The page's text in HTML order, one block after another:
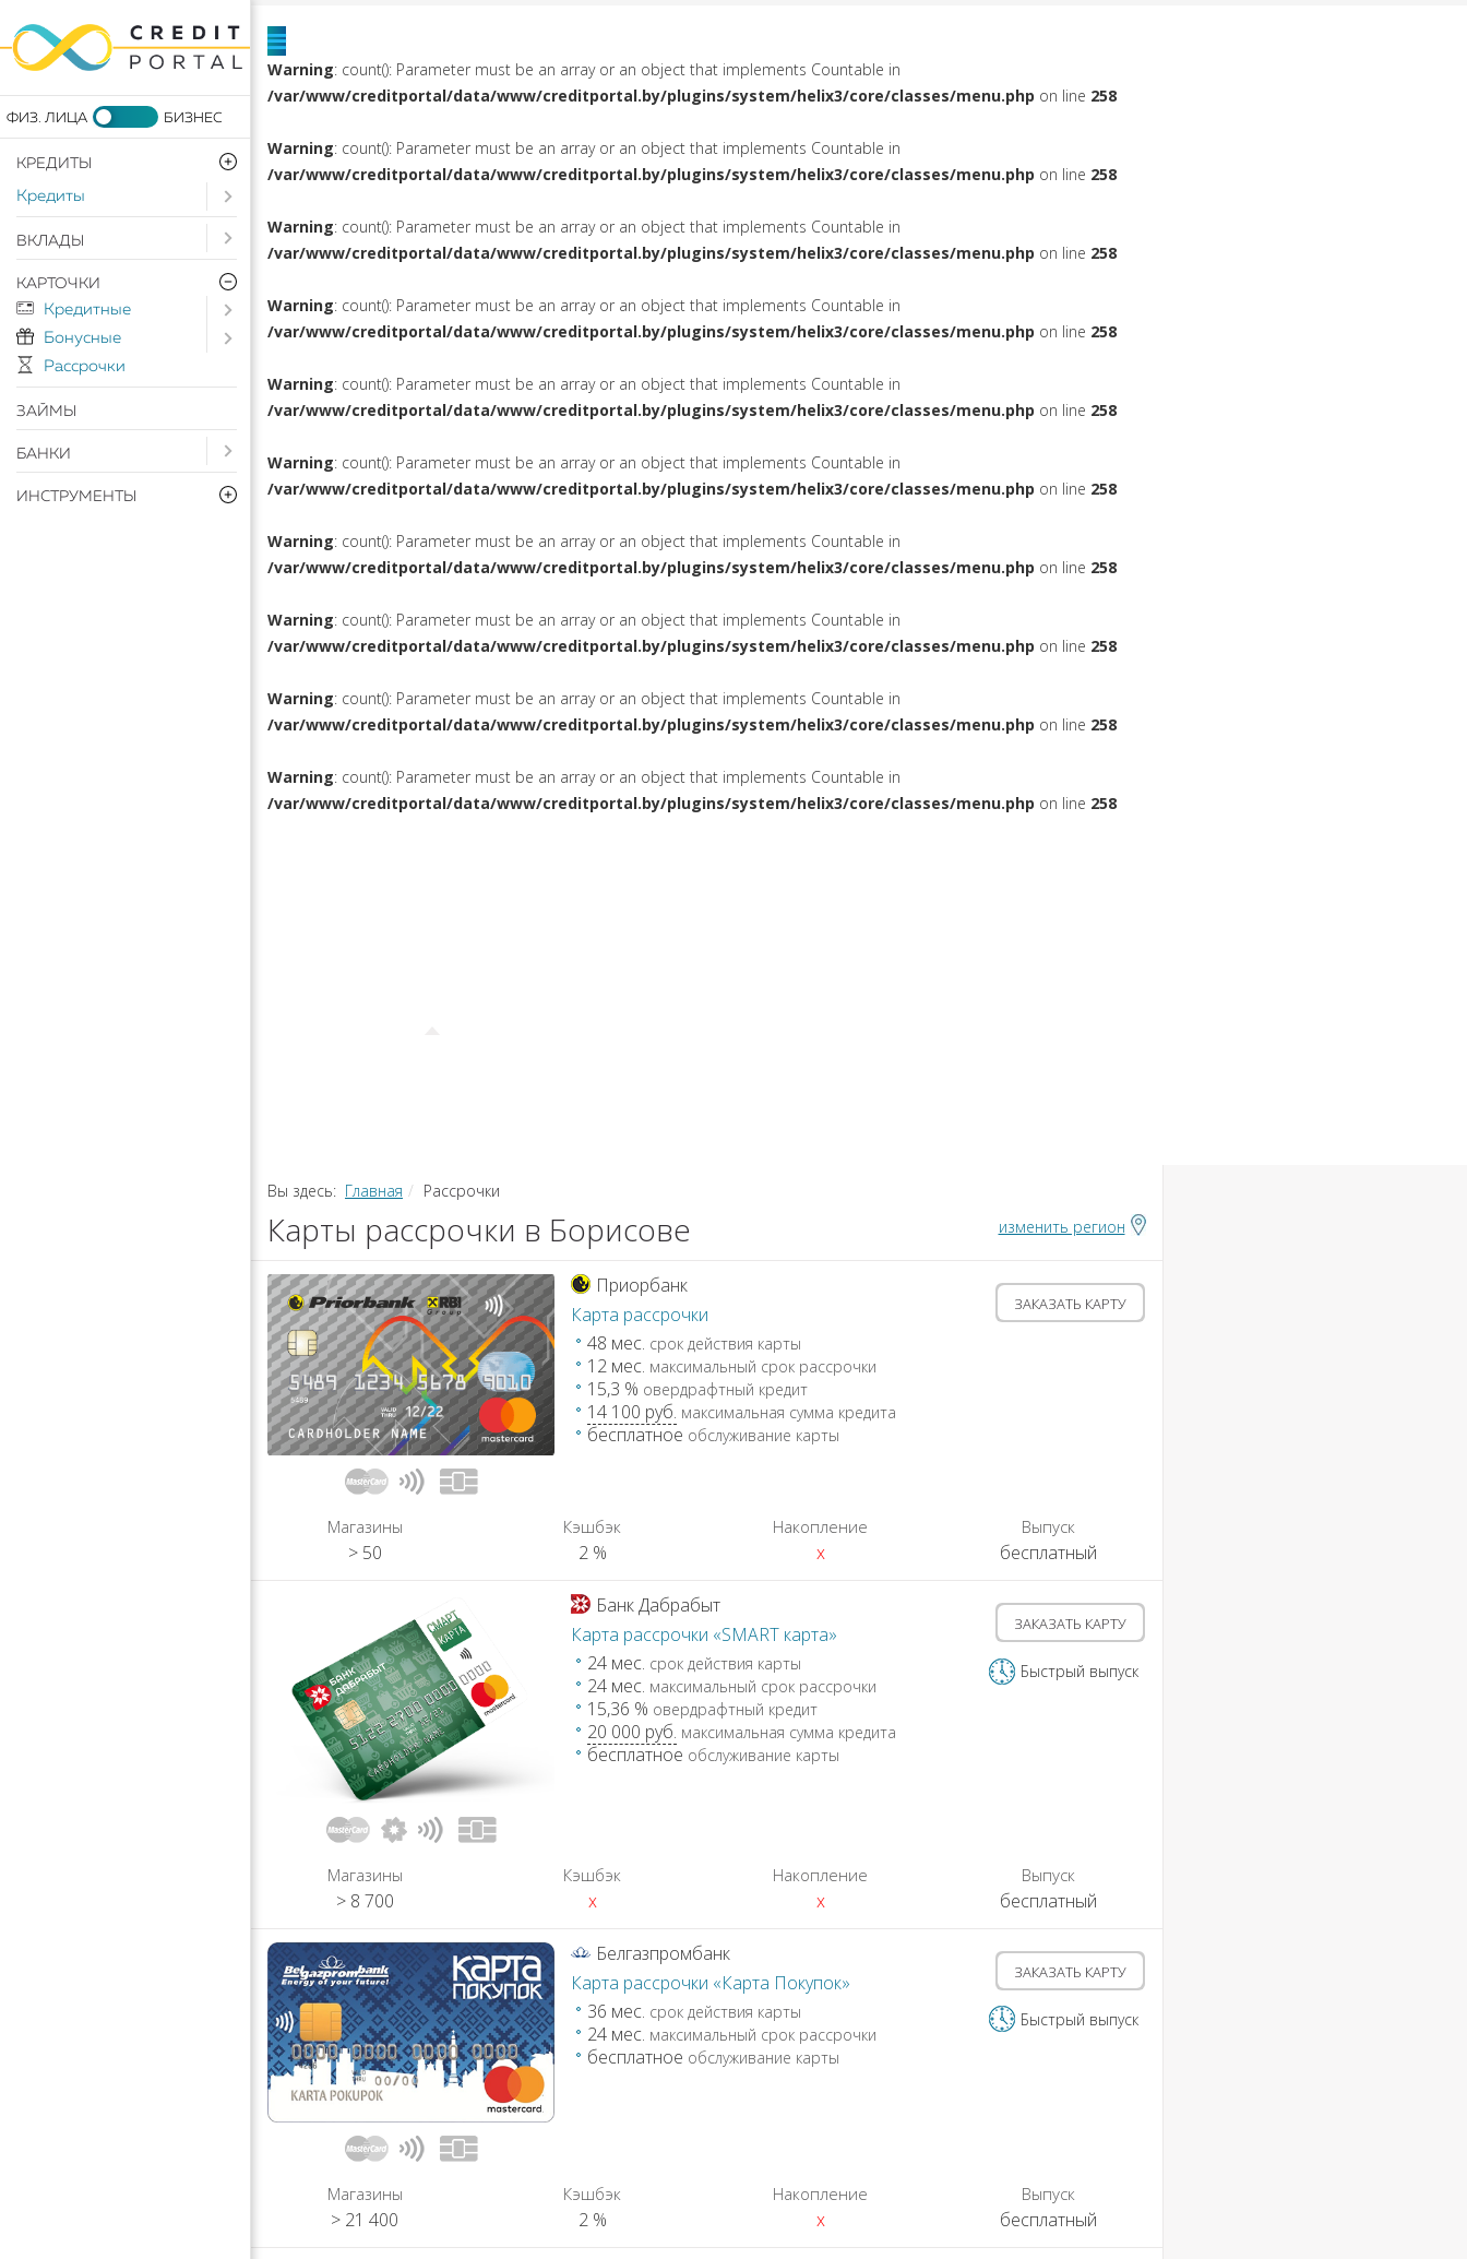
КРЕДИТЫ
Open submenu ( Кредиты)
Кредиты
Open submenu ( Вклады)
ВКЛАДЫ
КАРТОЧКИ
Open submenu ( Кредитные)
Кредитные
Open submenu ( Бонусные)
Бонусные
Рассрочки
ЗАЙМЫ
Open submenu ( Банки)
БАНКИ
ИНСТРУМЕНТЫ
Warning: count(): Parameter must be an array or an object that implements Countable in
/var/www/creditportal/data/www/creditportal.by/plugins/system/helix3/core/classes/menu.php on line 258
Warning: count(): Parameter must be an array or an object that implements Countable in
/var/www/creditportal/data/www/creditportal.by/plugins/system/helix3/core/classes/menu.php on line 258
Warning: count(): Parameter must be an array or an object that implements Countable in
/var/www/creditportal/data/www/creditportal.by/plugins/system/helix3/core/classes/menu.php on line 258
Warning: count(): Parameter must be an array or an object that implements Countable in
/var/www/creditportal/data/www/creditportal.by/plugins/system/helix3/core/classes/menu.php on line 258
Warning: count(): Parameter must be an array or an object that implements Countable in
/var/www/creditportal/data/www/creditportal.by/plugins/system/helix3/core/classes/menu.php on line 258
Warning: count(): Parameter must be an array or an object that implements Countable in
/var/www/creditportal/data/www/creditportal.by/plugins/system/helix3/core/classes/menu.php on line 258
Warning: count(): Parameter must be an array or an object that implements Countable in
/var/www/creditportal/data/www/creditportal.by/plugins/system/helix3/core/classes/menu.php on line 258
Warning: count(): Parameter must be an array or an object that implements Countable in
/var/www/creditportal/data/www/creditportal.by/plugins/system/helix3/core/classes/menu.php on line 258
Warning: count(): Parameter must be an array or an object that implements Countable in
/var/www/creditportal/data/www/creditportal.by/plugins/system/helix3/core/classes/menu.php on line 258
Warning: count(): Parameter must be an array or an object that implements Countable in
/var/www/creditportal/data/www/creditportal.by/plugins/system/helix3/core/classes/menu.php on line 258
Вы здесь: Главная Рассрочки
Карты рассрочки в Борисове изменить регион
Приорбанк
Карта рассрочки
48 мес. срок действия карты
12 мес. максимальный срок рассрочки
15,3 % овердрафтный кредит
14 100 руб. максимальная сумма кредита
бесплатное обслуживание карты
ЗАКАЗАТЬ КАРТУ
Магазины
> 50
Кэшбэк
2 %
Накопление
x
Выпуск
бесплатный
Банк Дабрабыт
Карта рассрочки «SMART карта»
24 мес. срок действия карты
24 мес. максимальный срок рассрочки
15,36 % овердрафтный кредит
20 000 руб. максимальная сумма кредита
бесплатное обслуживание карты
ЗАКАЗАТЬ КАРТУ
Быстрый выпуск
Магазины
> 8 700
Кэшбэк
x
Накопление
x
Выпуск
бесплатный
Белгазпромбанк
Карта рассрочки «Карта Покупок»
36 мес. срок действия карты
24 мес. максимальный срок рассрочки
бесплатное обслуживание карты
ЗАКАЗАТЬ КАРТУ
Быстрый выпуск
Магазины
> 21 400
Кэшбэк
2 %
Накопление
x
Выпуск
бесплатный